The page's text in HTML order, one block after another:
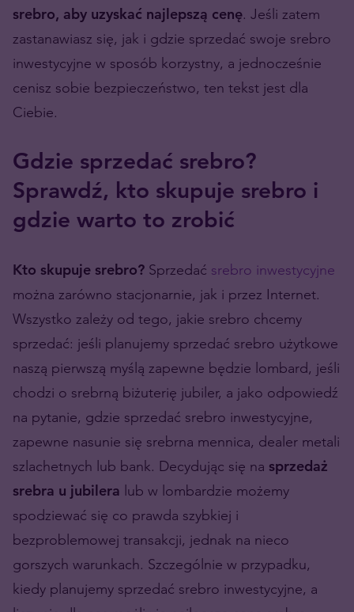
srebro, aby uzyskać najlepszą cenę. Jeśli zatem
zastanawiasz się, jak i gdzie sprzedać swoje srebro
inwestycyjne w sposób korzystny, a jednocześnie
cenisz sobie bezpieczeństwo, ten tekst jest dla
Ciebie.
Gdzie sprzedać srebro?
Sprawdź, kto skupuje srebro i
gdzie warto to zrobić
Kto skupuje srebro? Sprzedać srebro inwestycyjne
można zarówno stacjonarnie, jak i przez Internet.
Wszystko zależy od tego, jakie srebro chcemy
sprzedać: jeśli planujemy sprzedać srebro użytkowe
naszą pierwszą myślą zapewne będzie lombard, jeśli
chodzi o srebrną biżuterię jubiler, a jako odpowiedź
na pytanie, gdzie sprzedać srebro inwestycyjne,
zapewne nasunie się srebrna mennica, dealer metali
szlachetnych lub bank. Decydując się na sprzedaż
srebra u jubilera lub w lombardzie możemy
spodziewać się co prawda szybkiej i
bezproblemowej transakcji, jednak na nieco
gorszych warunkach. Szczególnie w przypadku,
kiedy planujemy sprzedać srebro inwestycyjne, a